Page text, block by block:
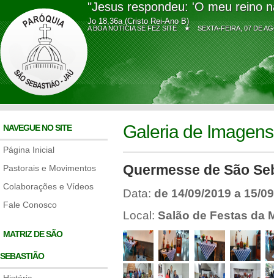
"Jesus respondeu: 'O meu reino
Jo 18,36a (Cristo Rei-Ano B)
A BOA NOTÍCIA SE FEZ SITE ★SEXTA-FEIRA, 07 DE
NAVEGUE NO SITE
Página Inicial
Pastorais e Movimentos
Colaborações e Vídeos
Fale Conosco
MATRIZ DE SÃO
SEBASTIÃO
Galeria de Imagens
Quermesse de São
Data: de 14/09/2019 a 15/
Local: Salão de Festas da